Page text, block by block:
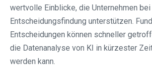
wertvolle Einblicke, die Unternehmen
Entscheidungsfindung unterstützen.
Entscheidungen können schneller
die Datenanalyse von KI in kürzester
werden kann.